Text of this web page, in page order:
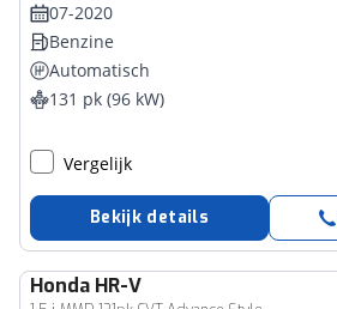
07-2020
Benzine
Automatisch
131 pk (96 kW)
Vergelijk
Bekijk details
Honda HR-V